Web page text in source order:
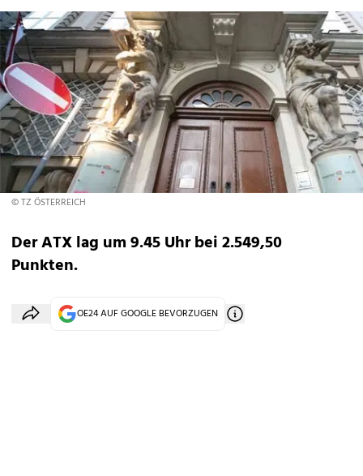
© TZ ÖSTERREICH
Der ATX lag um 9.45 Uhr bei 2.549,50
Punkten.
OE24 AUF GOOGLE BEVORZUGEN